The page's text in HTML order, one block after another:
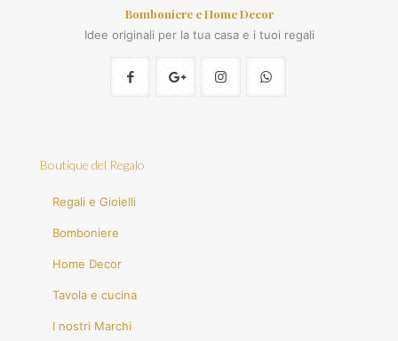
Bomboniere e Home Decor
Idee originali per la tua casa e i tuoi regali
Boutique del Regalo
Regali e Gioielli
Bomboniere
Home Decor
Tavola e cucina
I nostri Marchi